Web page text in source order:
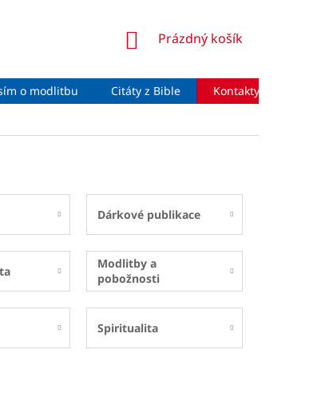
NÁKUPNÍ
Prázdný košík
o modlitbu Citáty z Bible Kontakty
Dárkové publikace
Modlitby a
pobožnosti
Spiritualita